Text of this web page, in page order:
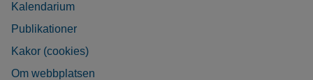
Kalendarium
Publikationer
Kakor (cookies)
Om webbplatsen